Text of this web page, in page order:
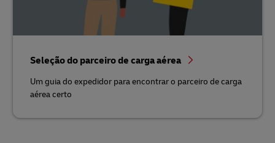
Seleção do parceiro de carga aérea
Um guia do expedidor para encontrar o parceiro de carga
aérea certo